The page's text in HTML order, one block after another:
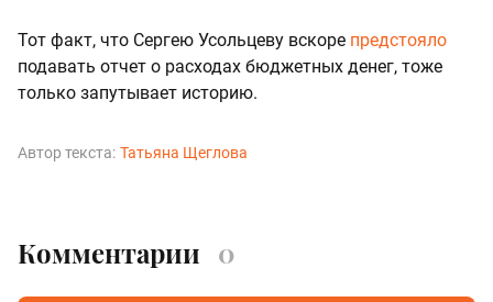
Тот факт, что Сергею Усольцеву вскоре предстояло
подавать отчет о расходах бюджетных денег, тоже
только запутывает историю.
Автор текста: Татьяна Щеглова
Комментарии 0